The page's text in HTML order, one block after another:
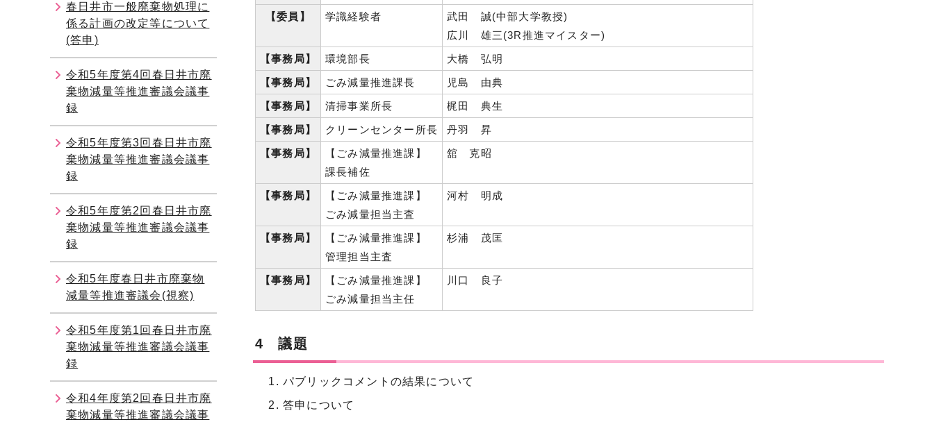
【委員】
学識経験者
武田 誠(中部大学教授)
広川 雄三(3R推進マイスター)
【事務局】
環境部長
大橋 弘明
【事務局】
ごみ減量推進課長
児島 由典
【事務局】
清掃事業所長
梶田 典生
【事務局】
クリーンセンター所長
丹羽 昇
【事務局】
【ごみ減量推進課】
課長補佐
舘 克昭
【事務局】
【ごみ減量推進課】
ごみ減量担当主査
河村 明成
【事務局】
【ごみ減量推進課】
管理担当主査
杉浦 茂匡
【事務局】
【ごみ減量推進課】
ごみ減量担当主任
川口 良子
4 議題
パブリックコメントの結果について
答申について
春日井市一般廃棄物処理に
係る計画の改定等について
(答申)
令和5年度第4回春日井市廃
棄物減量等推進審議会議事
録
令和5年度第3回春日井市廃
棄物減量等推進審議会議事
録
令和5年度第2回春日井市廃
棄物減量等推進審議会議事
録
令和5年度春日井市廃棄物
減量等推進審議会(視察)
令和5年度第1回春日井市廃
棄物減量等推進審議会議事
録
令和4年度第2回春日井市廃
棄物減量等推進審議会議事